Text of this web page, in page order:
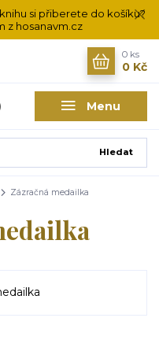
si přiberete do košíku?
z hosanavm.cz
Menu
Hledat
0 ks
0 Kč
Zázračná medailka